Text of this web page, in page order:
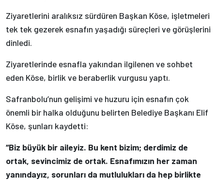
Ziyaretlerini aralıksız sürdüren Başkan Köse, işletmeleri
tek tek gezerek esnafın yaşadığı süreçleri ve görüşlerini
dinledi.
Ziyaretlerinde esnafla yakından ilgilenen ve sohbet
eden Köse, birlik ve beraberlik vurgusu yaptı.
Safranbolu’nun gelişimi ve huzuru için esnafın çok
önemli bir halka olduğunu belirten Belediye Başkanı Elif
Köse, şunları kaydetti:
“Biz büyük bir aileyiz. Bu kent bizim; derdimiz de
ortak, sevincimiz de ortak. Esnafımızın her zaman
yanındayız, sorunları da mutlulukları da hep birlikte